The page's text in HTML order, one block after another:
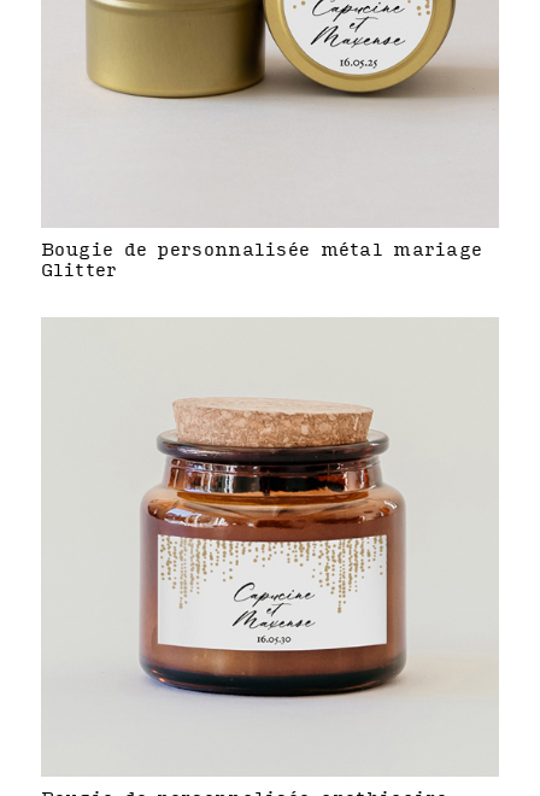
Bougie de personnalisée métal mariage
Glitter